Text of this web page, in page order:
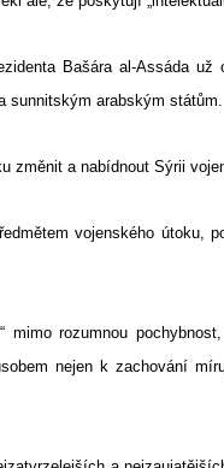
Bašára al-Assáda
sunnitským arabským státům.
změnit a nabídnout Sýrii
vojenského útoku,
rozumnou
nejen k zachování